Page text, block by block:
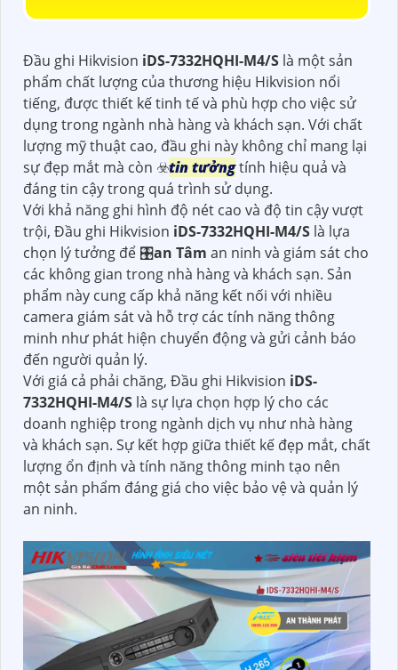
Đầu ghi Hikvision iDS-7332HQHI-M4/S là một sản
phẩm chất lượng của thương hiệu Hikvision nổi
tiếng, được thiết kế tinh tế và phù hợp cho việc sử
dụng trong ngành nhà hàng và khách sạn. Với chất
lượng mỹ thuật cao, đầu ghi này không chỉ mang lại
sự đẹp mắt mà còn ☣️tin tưởngtính hiệu quả và
đáng tin cậy trong quá trình sử dụng.
Với khả năng ghi hình độ nét cao và độ tin cậy vượt
trội, Đầu ghi Hikvision iDS-7332HQHI-M4/S là lựa
chọn lý tưởng để 🎛an Tâm an ninh và giám sát cho
các không gian trong nhà hàng và khách sạn. Sản
phẩm này cung cấp khả năng kết nối với nhiều
camera giám sát và hỗ trợ các tính năng thông
minh như phát hiện chuyển động và gửi cảnh báo
đến người quản lý.
Với giá cả phải chăng, Đầu ghi Hikvision iDS-
7332HQHI-M4/S là sự lựa chọn hợp lý cho các
doanh nghiệp trong ngành dịch vụ như nhà hàng
và khách sạn. Sự kết hợp giữa thiết kế đẹp mắt, chất
lượng ổn định và tính năng thông minh tạo nên
một sản phẩm đáng giá cho việc bảo vệ và quản lý
an ninh.